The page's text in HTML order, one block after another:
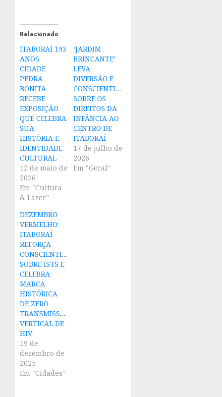
Relacionado
ITABORAÍ 193
ANOS:
CIDADE
PEDRA
BONITA
RECEBE
EXPOSIÇÃO
QUE CELEBRA
SUA
HISTÓRIA E
IDENTIDADE
CULTURAL
12 de maio de
2026
Em "Cultura
& Lazer"
‘JARDIM
BRINCANTE’
LEVA
DIVERSÃO E
CONSCIENTIZAÇÃO
SOBRE OS
DIREITOS DA
INFÂNCIA AO
CENTRO DE
ITABORAÍ
17 de julho de
2026
Em "Geral"
DEZEMBRO
VERMELHO:
ITABORAÍ
REFORÇA
CONSCIENTIZAÇÃO
SOBRE ISTS E
CELEBRA
MARCA
HISTÓRICA
DE ZERO
TRANSMISSÃO
VERTICAL DE
HIV
19 de
dezembro de
2025
Em "Cidades"